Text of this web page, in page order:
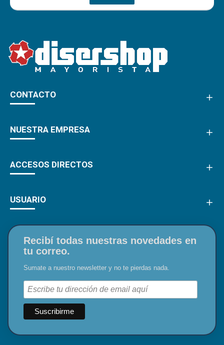
CONTACTO
NUESTRA EMPRESA
ACCESOS DIRECTOS
USUARIO
Recibí todas nuestras novedades en
tu correo.
Sumate a nuestro newsletter y no te pierdas nada.